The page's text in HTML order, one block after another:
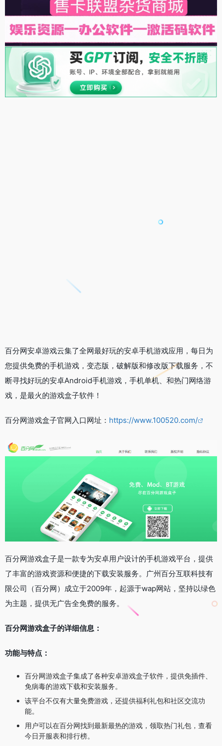
百分网安卓游戏云集了全网最好玩的安卓手机游戏应用，每日为
您提供免费的手机游戏，变态版，破解版和修改版下载服务，不
断寻找好玩的安卓Android手机游戏，手机单机、和热门网络游
戏，是最火的游戏盒子软件！
百分网游戏盒子官网入口网址： https://www.100520.com/
百分网游戏盒子是一款专为安卓用户设计的手机游戏平台，提供
了丰富的游戏资源和便捷的下载安装服务。广州百分互联科技有
限公司（百分网）成立于2009年，起源于wap网站，坚持以绿色
为主题，提供无广告全免费的服务。
百分网游戏盒子的详细信息：
功能与特点：
百分网游戏盒子集成了各种安卓游戏盒子软件，提供免插件、
免病毒的游戏下载和安装服务。
该平台不仅有大量免费游戏，还提供福利礼包和社区交流功
能。
用户可以在百分网找到最新最热的游戏，领取热门礼包，查看
今日开服表和排行榜。